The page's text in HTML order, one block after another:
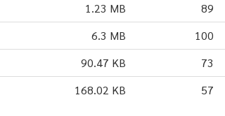
1.23 MB 89
6.3 MB 100
90.47 KB 73
168.02 KB 57